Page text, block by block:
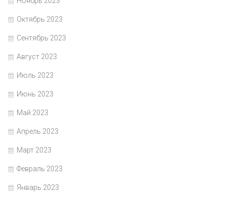
Октябрь 2023
Сентябрь 2023
Август 2023
Июль 2023
Июнь 2023
Май 2023
Апрель 2023
Март 2023
Февраль 2023
Январь 2023